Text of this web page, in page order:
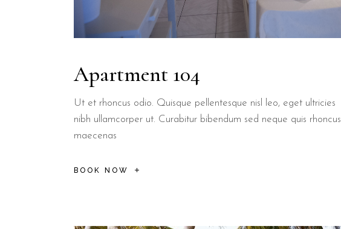
Apartment 104
Ut et rhoncus odio. Quisque pellentesque nisl leo, eget ultricies
nibh ullamcorper ut. Curabitur bibendum sed neque quis rhoncus
maecenas
BOOK NOW